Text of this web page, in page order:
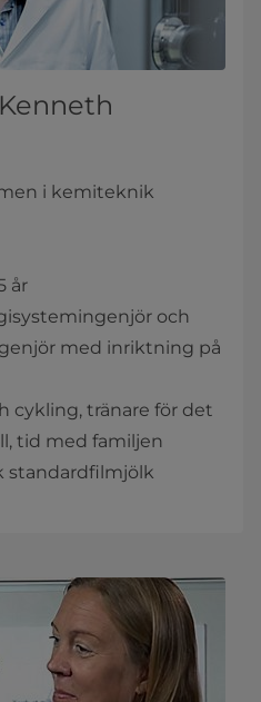
i kemiteknik
år
och
med inriktning på
cykling, tränare för det
tid med familjen
standardfilmjölk